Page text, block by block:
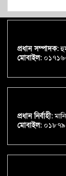
প্রধান সম্পাদক:
মোবাইল:
প্রধান নির্বাহী:
মোবাইল: